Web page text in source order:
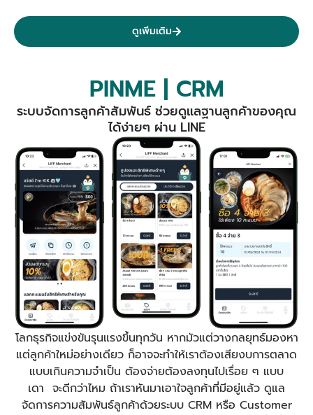
ดูเพิ่มเติม
PINME | CRM
ระบบจัดการลูกค้าสัมพันธ์ ช่วยดูแลฐานลูกค้าของคุณ
ได้ง่ายๆ ผ่าน LINE
โลกธุรกิจแข่งขันรุนแรงขึ้นทุกวัน หากมัวแต่วางกลยุทธ์มองหา
แต่ลูกค้าใหม่อย่างเดียว ก็อาจจะทำให้เราต้องเสียงบการตลาด
แบบเกินความจำเป็น ต้องจ่ายต้องลงทุนไปเรื่อย ๆ แบบ
เดา จะดีกว่าไหม ถ้าเราหันมาเอาใจลูกค้าที่มีอยู่แล้ว ดูแล
จัดการความสัมพันธ์ลูกค้าด้วยระบบ CRM หรือ Customer